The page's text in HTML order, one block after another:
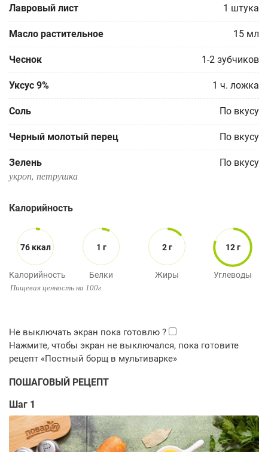
Лавровый лист 1 штука
Масло растительное 15 мл
Чеснок 1-2 зубчиков
Уксус 9% 1 ч. ложка
Соль По вкусу
Черный молотый перец По вкусу
Зелень По вкусу
укроп, петрушка
Калорийность
76 ккал
Калорийность
1 г
Белки
2 г
Жиры
12 г
Углеводы
Пищевая ценность на 100г.
ПОШАГОВЫЙ РЕЦЕПТ
Шаг 1